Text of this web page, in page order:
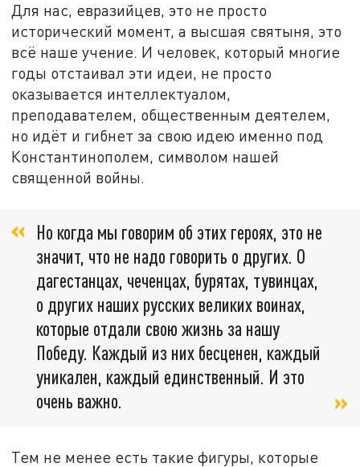
Для нас, евразийцев, это не просто
исторический момент, а высшая святыня, это
всё наше учение. И человек, который многие
годы отстаивал эти идеи, не просто
оказывается интеллектуалом,
преподавателем, общественным деятелем,
но идёт и гибнет за свою идею именно под
Константинополем, символом нашей
священной войны.
Но когда мы говорим об этих героях, это не
значит, что не надо говорить о других. О
дагестанцах, чеченцах, бурятах, тувинцах,
о других наших русских великих воинах,
которые отдали свою жизнь за нашу
Победу. Каждый из них бесценен, каждый
уникален, каждый единственный. И это
очень важно.
Тем не менее есть такие фигуры, которые